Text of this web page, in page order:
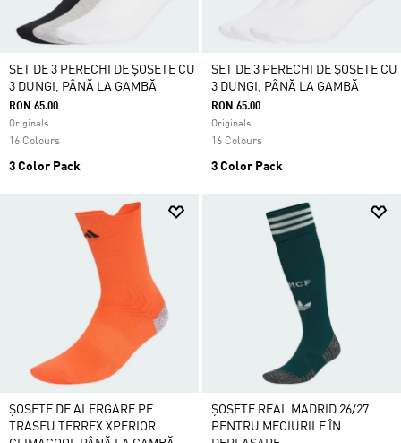
SET DE 3 PERECHI DE ȘOSETE CU
3 DUNGI, PÂNĂ LA GAMBĂ
RON 65.00
Originals
16 Colours
3 Color Pack
SET DE 3 PERECHI DE ȘOSETE CU
3 DUNGI, PÂNĂ LA GAMBĂ
RON 65.00
Originals
16 Colours
3 Color Pack
ȘOSETE DE ALERGARE PE
TRASEU TERREX XPERIOR
ȘOSETE REAL MADRID 26/27
PENTRU MECIURILE ÎN